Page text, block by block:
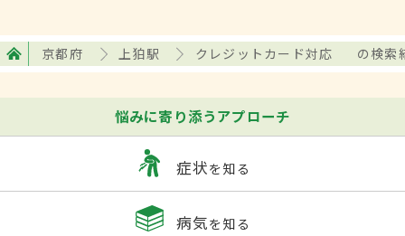
京都府 上狛駅 クレジットカード対応 の検索
悩みに寄り添うアプローチ
症状を知る
病気を知る